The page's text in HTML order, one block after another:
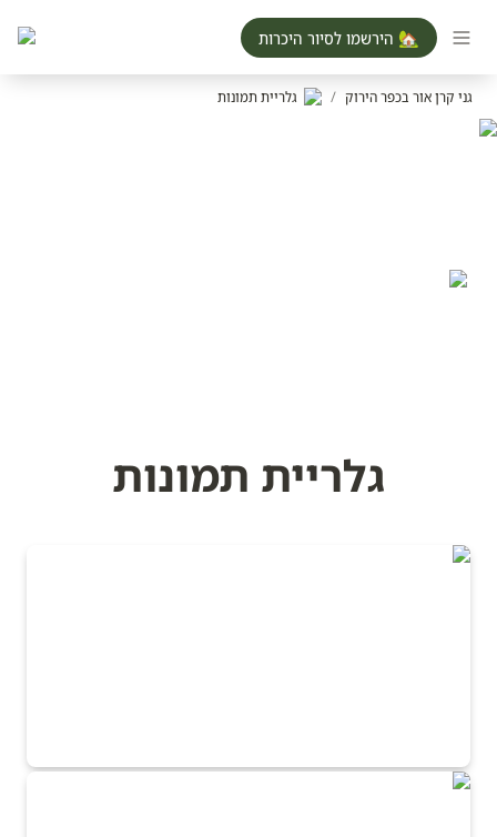
הירשמו לסיור היכרות 🏡
גני קרן אור בכפר הירוק / גלריית תמונות
גלריית תמונות